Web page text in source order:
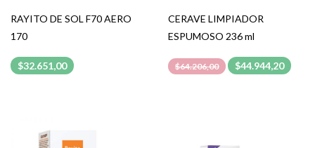
RAYITO DE SOL F70 AERO
170
$32.651,00
CERAVE LIMPIADOR
ESPUMOSO 236 ml
$64.206,00 $44.944,20